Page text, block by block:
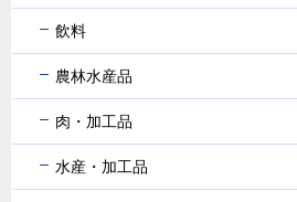
飲料
農林水産品
肉・加工品
水産・加工品